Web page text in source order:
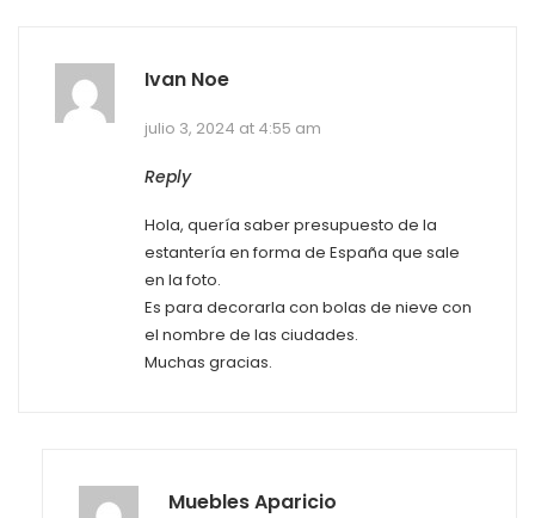
Ivan Noe
julio 3, 2024 at 4:55 am
Reply
Hola, quería saber presupuesto de la
estantería en forma de España que sale
en la foto.
Es para decorarla con bolas de nieve con
el nombre de las ciudades.
Muchas gracias.
Muebles Aparicio